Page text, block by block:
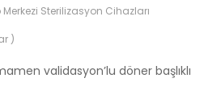
Merkezi Sterilizasyon Cihazları
)
validasyon’lu döner başlıklı